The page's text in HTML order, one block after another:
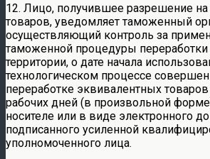
12. Лицо, получившее разрешение на
товаров, уведомляет таможенный
осуществляющий контроль за
таможенной процедуры
территории, о дате начала
технологическом процессе
переработке эквивалентных товаров
рабочих дней (в произвольной
носителе или в виде электронного
подписанного усиленной
уполномоченного лица.